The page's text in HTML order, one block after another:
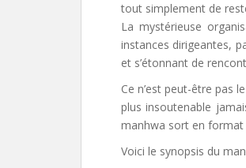
tout simplement de
La mystérieuse
instances dirigeantes,
et s’étonnant de
Ce n’est peut-être pas
plus insoutenable
manhwa sort en format
Voici le synopsis du